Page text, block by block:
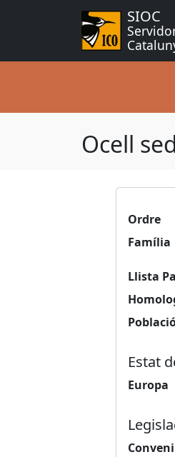
SIOC
Ocell
Ordre
Família
Llista
Estat
Europa